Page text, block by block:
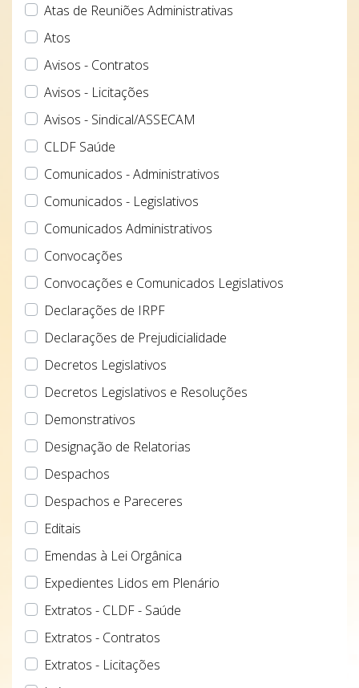
Atas de Reuniões Administrativas
Atos
Avisos - Contratos
Avisos - Licitações
Avisos - Sindical/ASSECAM
CLDF Saúde
Comunicados - Administrativos
Comunicados - Legislativos
Comunicados Administrativos
Convocações
Convocações e Comunicados Legislativos
Declarações de IRPF
Declarações de Prejudicialidade
Decretos Legislativos
Decretos Legislativos e Resoluções
Demonstrativos
Designação de Relatorias
Despachos
Despachos e Pareceres
Editais
Emendas à Lei Orgânica
Expedientes Lidos em Plenário
Extratos - CLDF - Saúde
Extratos - Contratos
Extratos - Licitações